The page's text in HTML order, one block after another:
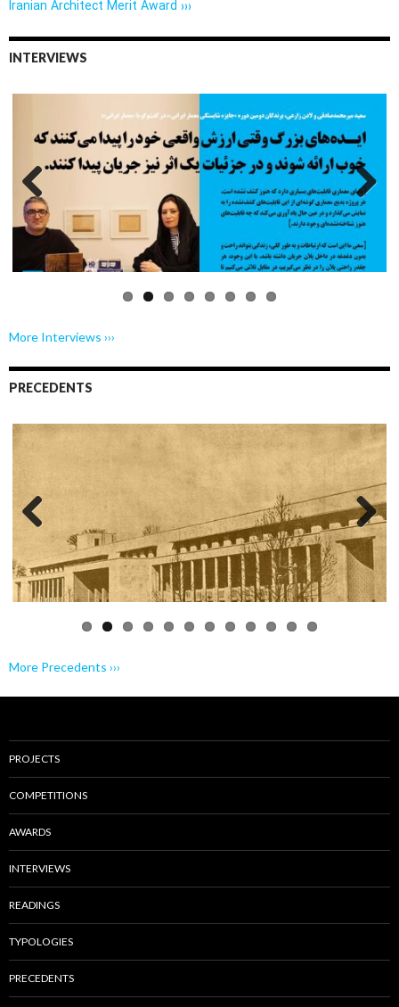
Iranian Architect Merit Award ›››
INTERVIEWS
Previo
us
Next
More Interviews ›››
PRECEDENTS
Previo
Next
More Precedents ›››
PROJECTS
COMPETITIONS
AWARDS
INTERVIEWS
READINGS
TYPOLOGIES
PRECEDENTS